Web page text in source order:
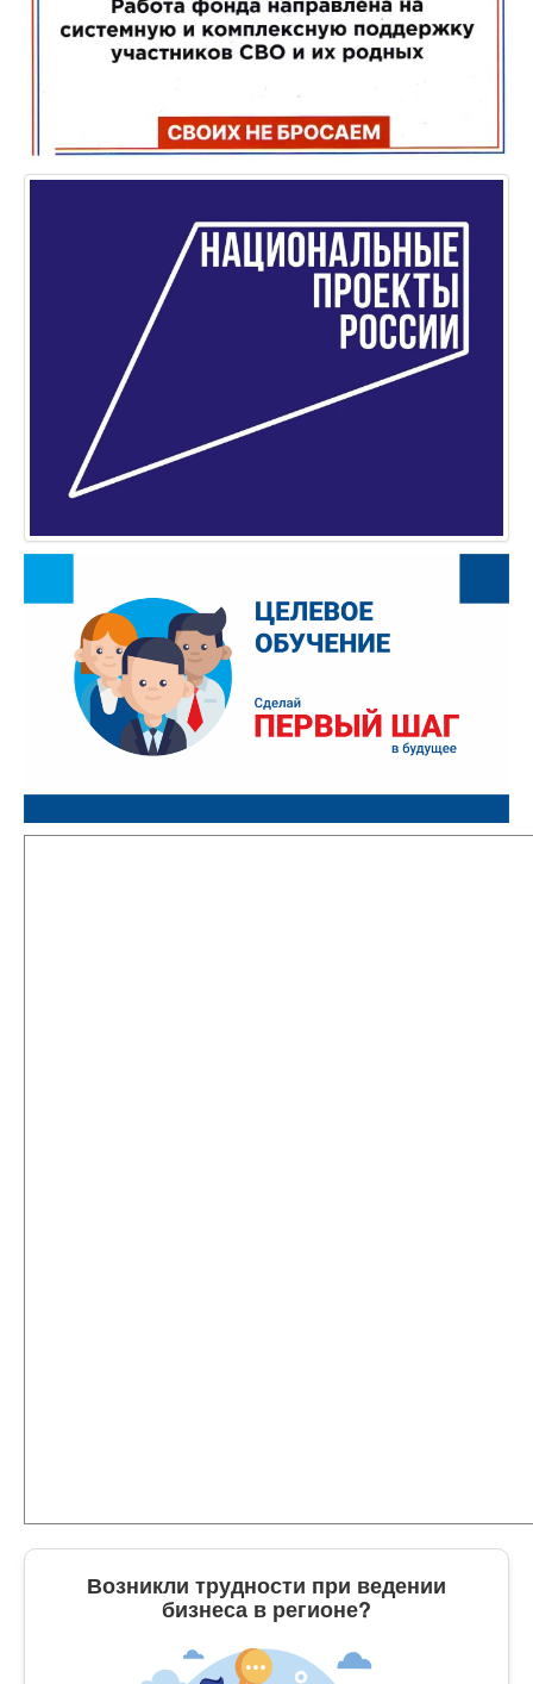
Возникли трудности при ведении
бизнеса в регионе?